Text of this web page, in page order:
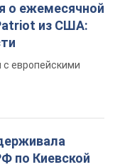
о ежемесячной
из США:
европейскими
по Киевской